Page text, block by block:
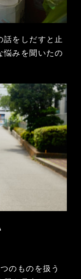
話をしだすと止
悩みを聞いたの
のものを扱う